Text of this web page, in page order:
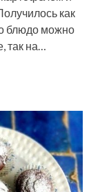
как
блюдо можно
так на…